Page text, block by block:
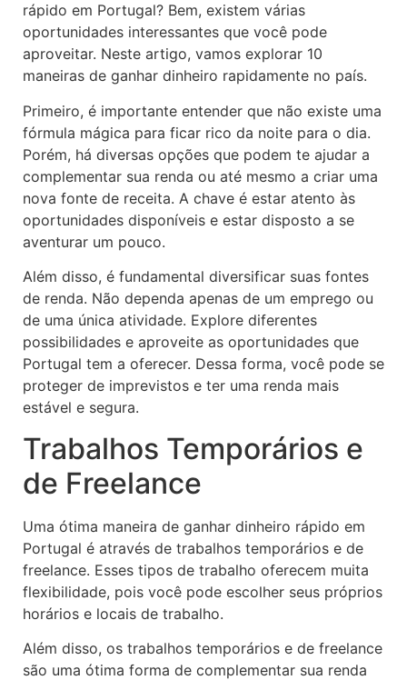
rápido em Portugal? Bem, existem várias
oportunidades interessantes que você pode
aproveitar. Neste artigo, vamos explorar 10
maneiras de ganhar dinheiro rapidamente no país.
Primeiro, é importante entender que não existe uma
fórmula mágica para ficar rico da noite para o dia.
Porém, há diversas opções que podem te ajudar a
complementar sua renda ou até mesmo a criar uma
nova fonte de receita. A chave é estar atento às
oportunidades disponíveis e estar disposto a se
aventurar um pouco.
Além disso, é fundamental diversificar suas fontes
de renda. Não dependa apenas de um emprego ou
de uma única atividade. Explore diferentes
possibilidades e aproveite as oportunidades que
Portugal tem a oferecer. Dessa forma, você pode se
proteger de imprevistos e ter uma renda mais
estável e segura.
Trabalhos Temporários e
de Freelance
Uma ótima maneira de ganhar dinheiro rápido em
Portugal é através de trabalhos temporários e de
freelance. Esses tipos de trabalho oferecem muita
flexibilidade, pois você pode escolher seus próprios
horários e locais de trabalho.
Além disso, os trabalhos temporários e de freelance
são uma ótima forma de complementar sua renda